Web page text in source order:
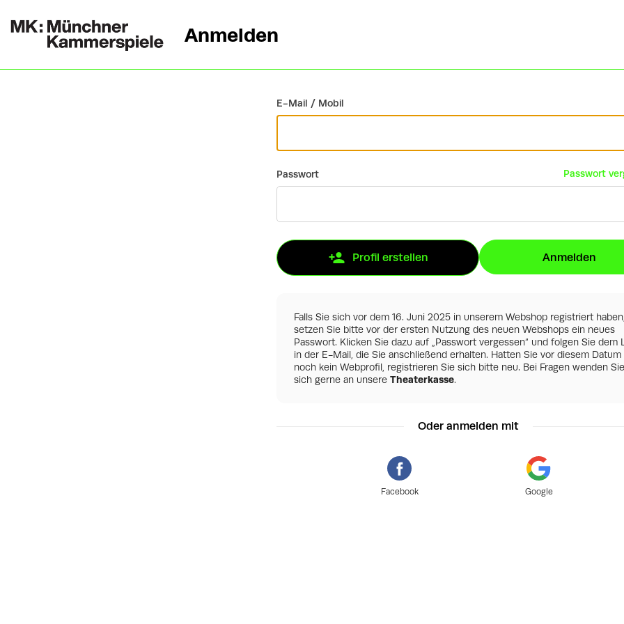
Zurück
Anmelden
E-Mail / Mobil
Passwort Passwort
Profil erstellen Anmelden
Falls Sie sich vor dem 16. Juni 2025 in unserem Webshop registriert haben,
setzen Sie bitte vor der ersten Nutzung des neuen Webshops ein neues
Passwort. Klicken Sie dazu auf „Passwort vergessen“ und folgen Sie dem
in der E-Mail, die Sie anschließend erhalten. Hatten Sie vor diesem Datum
noch kein Webprofil, registrieren Sie sich bitte neu. Bei Fragen wenden Sie
sich gerne an unsere Theaterkasse.
Oder anmelden mit
Facebook Google